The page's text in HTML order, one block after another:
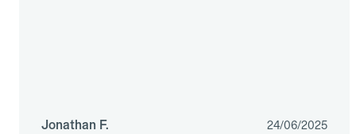
Jonathan F. 24/06/2025